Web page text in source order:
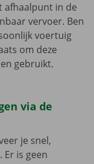
afhaalpunt in de
vervoer. Ben
voertuig
om deze
gebruikt.
via de
je snel,
Er is geen